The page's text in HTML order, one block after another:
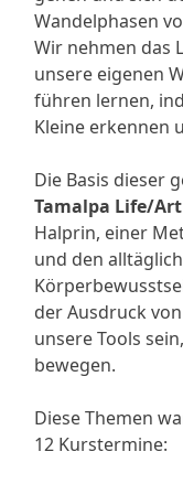
Wandelphasen
Wir nehmen das
unsere eigenen
führen lernen,
Kleine erkennen
Die Basis dieser
Tamalpa Life/
Halprin, einer
und den
der Ausdruck
unsere Tools
bewegen.
Diese Themen
12 Kurstermine: